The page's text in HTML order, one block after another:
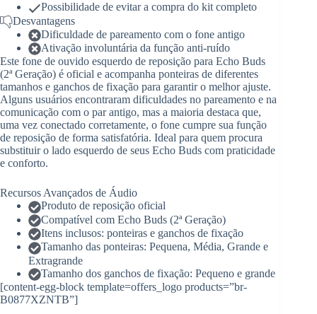
Possibilidade de evitar a compra do kit completo
Desvantagens
Dificuldade de pareamento com o fone antigo
Ativação involuntária da função anti-ruído
Este fone de ouvido esquerdo de reposição para Echo Buds
(2ª Geração) é oficial e acompanha ponteiras de diferentes
tamanhos e ganchos de fixação para garantir o melhor ajuste.
Alguns usuários encontraram dificuldades no pareamento e na
comunicação com o par antigo, mas a maioria destaca que,
uma vez conectado corretamente, o fone cumpre sua função
de reposição de forma satisfatória. Ideal para quem procura
substituir o lado esquerdo de seus Echo Buds com praticidade
e conforto.
Recursos Avançados de Áudio
Produto de reposição oficial
Compatível com Echo Buds (2ª Geração)
Itens inclusos: ponteiras e ganchos de fixação
Tamanho das ponteiras: Pequena, Média, Grande e
Extragrande
Tamanho dos ganchos de fixação: Pequeno e grande
[content-egg-block template=offers_logo products=”br-
B0877XZNTB”]